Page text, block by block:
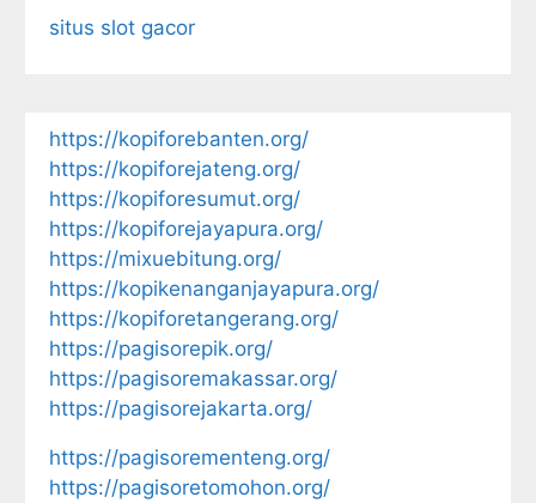
situs slot gacor
https://kopiforebanten.org/
https://kopiforejateng.org/
https://kopiforesumut.org/
https://kopiforejayapura.org/
https://mixuebitung.org/
https://kopikenanganjayapura.org/
https://kopiforetangerang.org/
https://pagisorepik.org/
https://pagisoremakassar.org/
https://pagisorejakarta.org/
https://pagisorementeng.org/
https://pagisoretomohon.org/